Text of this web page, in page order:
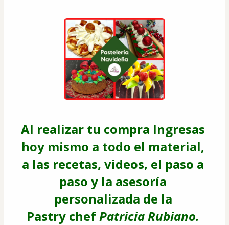
Al realizar tu compra Ingresas
hoy mismo a todo el material,
a las recetas, videos, el paso a
paso y la asesoría
personalizada de la
Pastry chef Patricia Rubiano.